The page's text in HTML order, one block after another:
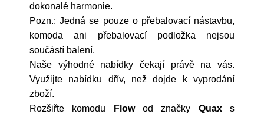
dokonalé harmonie.
Pozn.: Jedná se pouze o přebalovací nástavbu,
komoda ani přebalovací podložka nejsou
součástí balení.
Naše výhodné nabídky čekají právě na vás.
Využijte nabídku dřív, než dojde k vyprodání
zboží.
Rozšiřte komodu
Flowod značky Quaxs